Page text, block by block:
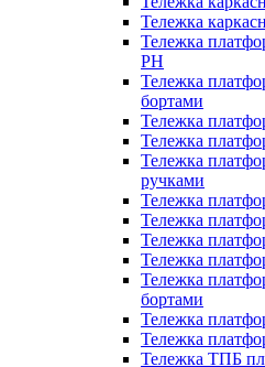
Тележка
Тележка
PH
Тележка
бортами
Тележка
Тележка
Тележка
ручками
Тележка
Тележка
Тележка
Тележка
Тележка
бортами
Тележка
Тележка
Тележка ТПБ